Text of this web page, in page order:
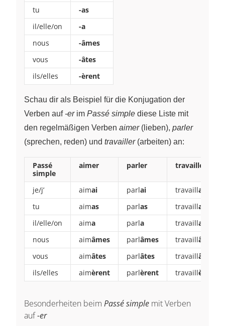
tu
-as
il/elle/on
-a
nous
-âmes
vous
-âtes
ils/elles
-èrent
Schau dir als Beispiel für die Konjugation der
Verben auf -erim Passé simple diese Liste mit
den regelmäßigen Verben aimer(lieben), parler
(sprechen, reden) und travailler(arbeiten) an:
Passé
simple
aimer parler travailler
je/j’ aimai parlai travaillai
tu
aimas parlas travaillas
il/elle/on
aima parla travailla
nous
aimâmes parlâmes travaillâmes
vous
aimâtes parlâtes travaillâtes
ils/elles
aimèrent parlèrent travaillèrent
Besonderheiten beim Passé simple mit Verben
auf-er